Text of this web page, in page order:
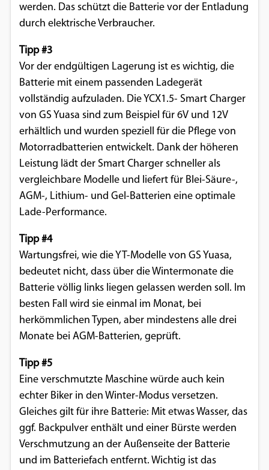
werden. Das schützt die Batterie vor der Entladung
durch elektrische Verbraucher.
Tipp #3
Vor der endgültigen Lagerung ist es wichtig, die
Batterie mit einem passenden Ladegerät
vollständig aufzuladen. Die YCX1.5- Smart Charger
von GS Yuasa sind zum Beispiel für 6V und 12V
erhältlich und wurden speziell für die Pflege von
Motorradbatterien entwickelt. Dank der höheren
Leistung lädt der Smart Charger schneller als
vergleichbare Modelle und liefert für Blei-Säure-,
AGM-, Lithium- und Gel-Batterien eine optimale
Lade-Performance.
Tipp #4
Wartungsfrei, wie die YT-Modelle von GS Yuasa,
bedeutet nicht, dass über die Wintermonate die
Batterie völlig links liegen gelassen werden soll. Im
besten Fall wird sie einmal im Monat, bei
herkömmlichen Typen, aber mindestens alle drei
Monate bei AGM-Batterien, geprüft.
Tipp #5
Eine verschmutzte Maschine würde auch kein
echter Biker in den Winter-Modus versetzen.
Gleiches gilt für ihre Batterie: Mit etwas Wasser, das
ggf. Backpulver enthält und einer Bürste werden
Verschmutzung an der Außenseite der Batterie
und im Batteriefach entfernt. Wichtig ist das